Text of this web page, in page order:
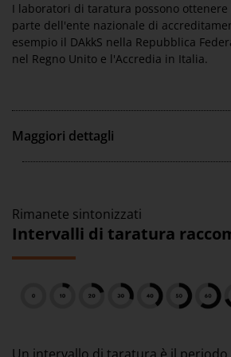
I laboratori di taratura possono
parte dell'ente nazionale di
esempio il DAkkS nella Repubblica
nel Regno Unito e l'Accredia in Italia.
Maggiori dettagli
Rimanete sintonizzati
Intervalli di taratura